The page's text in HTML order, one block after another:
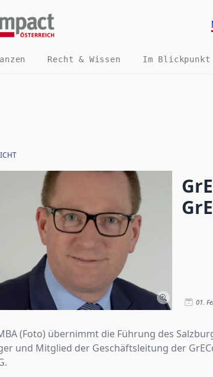
Recht & Wissen Im Blickpunkt
01.
(Foto) übernimmt die Führung des
und Mitglied der Geschäftsleitung der